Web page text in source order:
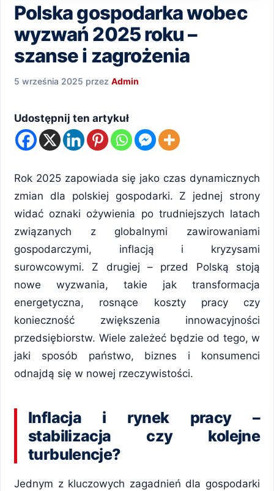
Polska gospodarka wobec
wyzwań 2025 roku –
szanse i zagrożenia
5 września 2025 przez Admin
Udostępnij ten artykuł
Rok 2025 zapowiada się jako czas dynamicznych
zmian dla polskiej gospodarki. Z jednej strony
widać oznaki ożywienia po trudniejszych latach
związanych z globalnymi zawirowaniami
gospodarczymi, inflacją i kryzysami
surowcowymi. Z drugiej – przed Polską stoją
nowe wyzwania, takie jak transformacja
energetyczna, rosnące koszty pracy czy
konieczność zwiększenia innowacyjności
przedsiębiorstw. Wiele zależeć będzie od tego, w
jaki sposób państwo, biznes i konsumenci
odnajdą się w nowej rzeczywistości.
Inflacja i rynek pracy –
stabilizacja czy kolejne
turbulencje?
Jednym z kluczowych zagadnień dla gospodarki